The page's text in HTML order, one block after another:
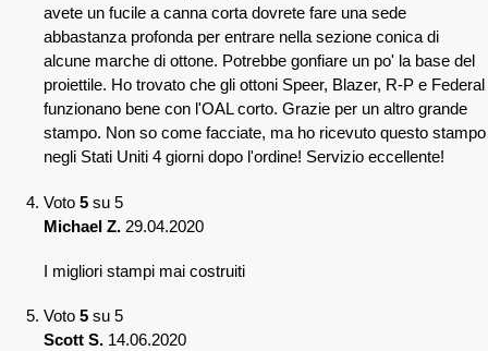
avete un fucile a canna corta dovrete fare una sede
abbastanza profonda per entrare nella sezione conica di
alcune marche di ottone. Potrebbe gonfiare un po' la base del
proiettile. Ho trovato che gli ottoni Speer, Blazer, R-P e Federal
funzionano bene con l'OAL corto. Grazie per un altro grande
stampo. Non so come facciate, ma ho ricevuto questo stampo
negli Stati Uniti 4 giorni dopo l'ordine! Servizio eccellente!
Voto 5 su 5
Michael Z. 29.04.2020
I migliori stampi mai costruiti
Voto 5 su 5
Scott S. 14.06.2020